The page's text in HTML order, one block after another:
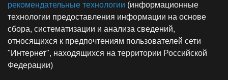
рекомендательные технологии (информационные
технологии предоставления информации на основе
сбора, систематизации и анализа сведений,
относящихся к предпочтениям пользователей сети
"Интернет", находящихся на территории Российской
Федерации)